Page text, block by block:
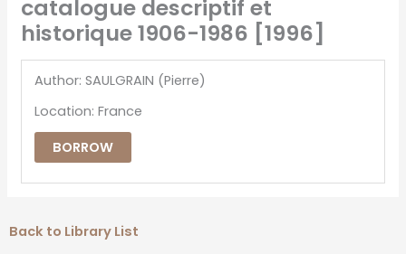
catalogue descriptif et
historique 1906-1986 [1996]
Author: SAULGRAIN (Pierre)
Location: France
BORROW
Back to Library List